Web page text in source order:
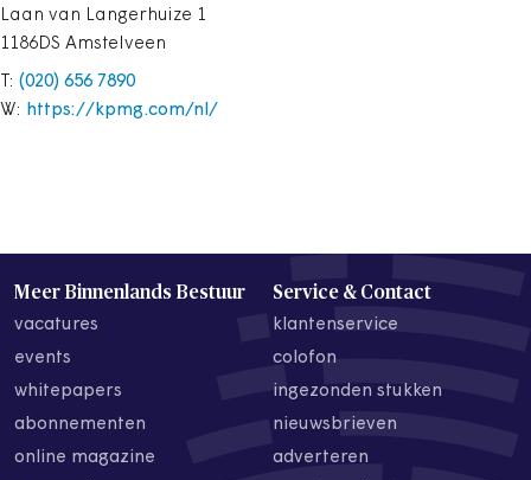
Laan van Langerhuize 1
1186DS Amstelveen
T: (020) 656 7890
W: https://kpmg.com/nl/
Meer Binnenlands Bestuur
vacatures
events
whitepapers
abonnementen
online magazine
Service & Contact
klantenservice
colofon
ingezonden stukken
nieuwsbrieven
adverteren